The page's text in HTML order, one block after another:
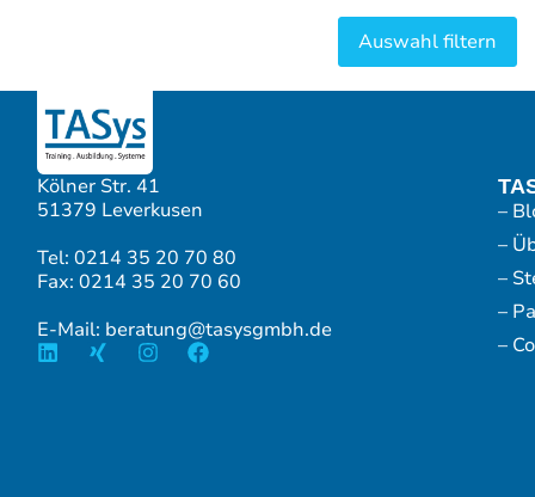
Kölner Str. 41
51379 Leverkusen
Tel: 0214 35 20 70 80
Fax: 0214 35 20 70 60
E-Mail: beratung@tasysgmbh.de
–
–
–
–
–